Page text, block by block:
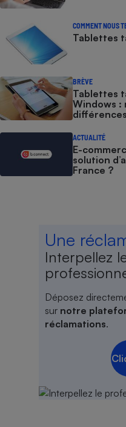
COMMENT NOUS
Tablettes
BRÈVE
Tablettes
Windows :
différences
ACTUALITÉ
E-
solution
France ?
Une
Interpellez
Déposez
sur notre
réclamations.